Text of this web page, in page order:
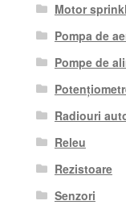
Motor
Pompa de
Pompe de
Radiouri
Releu
Rezistoare
Senzori